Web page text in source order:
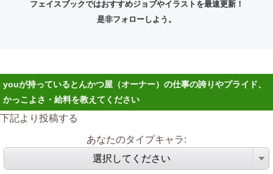
フェイスブックではおすすめジョブやイラストを最速更新！
是非フォローしよう。
youが持っているとんかつ屋（オーナー）の仕事の誇りやプライド、
かっこよさ・給料を教えてください
下記より投稿する
あなたのタイプキャラ:
選択してください